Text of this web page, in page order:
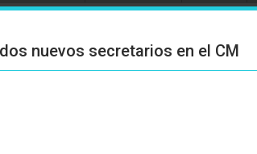
nuevos secretarios en el CM